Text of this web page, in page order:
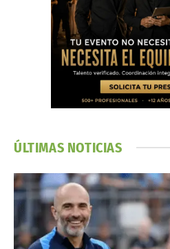
ÚLTIMAS NOTICIAS